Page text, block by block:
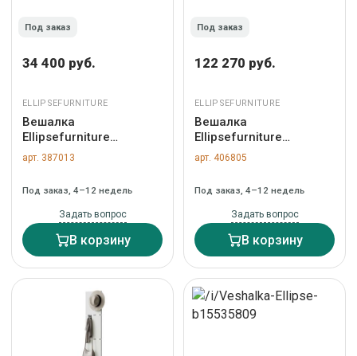
Под заказ
34 400 руб.
ELLIPSEFURNITURE
Вешалка
Ellipsefurniture
Вешалка Stripe M
(молочный, черный)
арт. 387013
Под заказ, 4–12 недель
Задать вопрос
В корзину
Под заказ
122 270 руб.
ELLIPSEFURNITURE
Вешалка
Ellipsefurniture
Вешалка Stripe L
горизонтальная с
(натуральный дуб,
дымка) арт.
ST01477514732
арт. 406805
Под заказ, 4–12 недель
Задать вопрос
В корзину